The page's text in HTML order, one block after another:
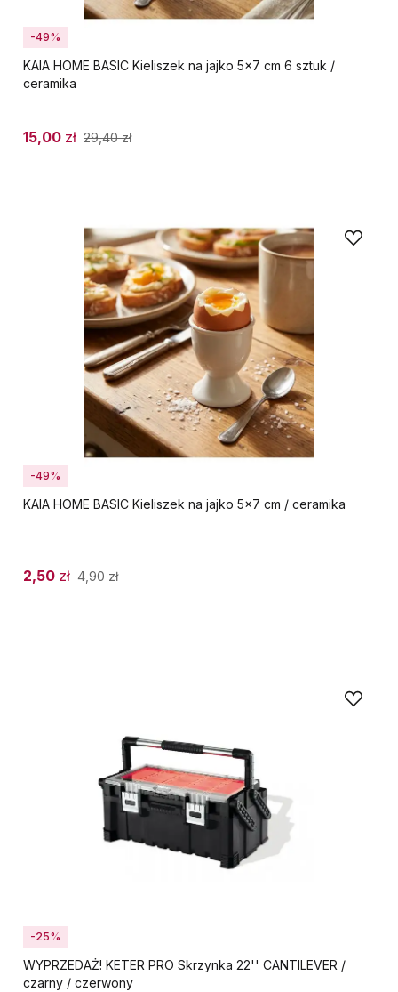
-49%
KAIA HOME BASIC Kieliszek na jajko 5x7 cm 6 sztuk /
ceramika
15,00 zł 29,40zł
-49%
KAIA HOME BASIC Kieliszek na jajko 5x7 cm / ceramika
2,50 zł 4,90zł
-25%
WYPRZEDAŻ! KETER PRO Skrzynka 22'' CANTILEVER /
czarny / czerwony